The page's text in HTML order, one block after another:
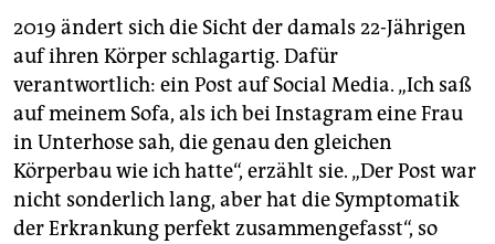
2019 ändert sich die Sicht der damals 22-Jährigen
auf ihren Körper schlagartig. Dafür
verantwortlich: ein Post auf Social Media. „Ich saß
auf meinem Sofa, als ich bei Instagram eine Frau
in Unterhose sah, die genau den gleichen
Körperbau wie ich hatte“, erzählt sie. „Der Post war
nicht sonderlich lang, aber hat die Symptomatik
der Erkrankung perfekt zusammengefasst“, so